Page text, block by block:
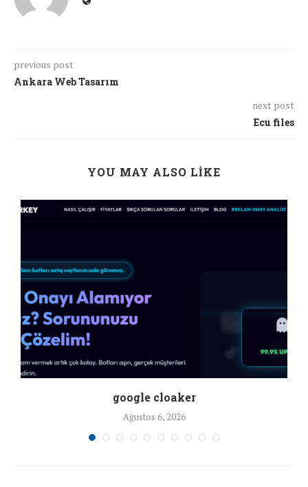
previous post
Ankara Web Tasarım
next post
Ecu files
YOU MAY ALSO LIKE
google cloaker
Ağustos 6, 2026